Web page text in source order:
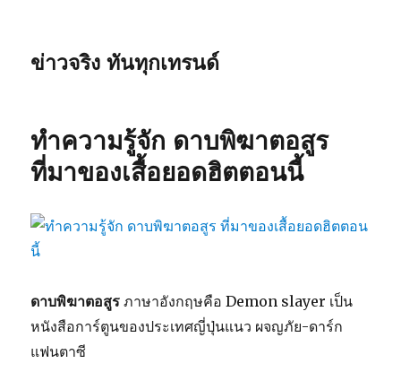
ข่าวจริง ทันทุกเทรนด์
ทำความรู้จัก ดาบพิฆาตอสูร
ที่มาของเสื้อยอดฮิตตอนนี้
ดาบพิฆาตอสูรภาษาอังกฤษคือ Demon slayer เป็น
หนังสือการ์ตูนของประเทศญี่ปุ่นแนว ผจญภัย-ดาร์ก
แฟนตาซี